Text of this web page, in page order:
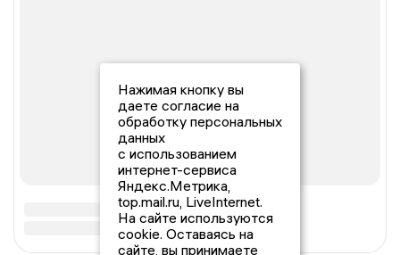
Нажимая кнопку вы
даете согласие на
обработку персональных
данных
с использованием
интернет-сервиса
Яндекс.Метрика,
top.mail.ru, LiveInternet.
На сайте используются
cookie. Оставаясь на
сайте, вы принимаете